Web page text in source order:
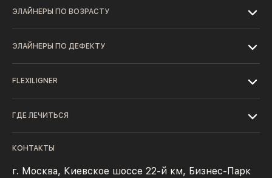
ЭЛАЙНЕРЫ ПО ВОЗРАСТУ
ЭЛАЙНЕРЫ ПО ДЕФЕКТУ
FLEXILIGNER
ГДЕ ЛЕЧИТЬСЯ
КОНТАКТЫ
г. Москва, Киевское шоссе 22-й км, Бизнес-Парк